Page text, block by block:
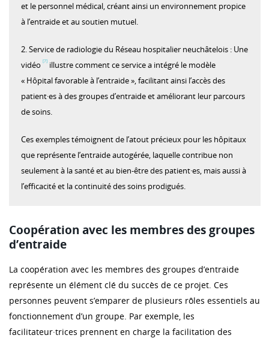
et le personnel médical, créant ainsi un environnement propice
à l’entraide et au soutien mutuel.
2. Service de radiologie du Réseau hospitalier neuchâtelois : Une
vidéo [7] illustre comment ce service a intégré le modèle
« Hôpital favorable à l’entraide », facilitant ainsi l’accès des
patient·es à des groupes d’entraide et améliorant leur parcours
de soins.
Ces exemples témoignent de l’atout précieux pour les hôpitaux
que représente l’entraide autogérée, laquelle contribue non
seulement à la santé et au bien-être des patient·es, mais aussi à
l’efficacité et la continuité des soins prodigués.
Coopération avec les membres des groupes
d’entraide
La coopération avec les membres des groupes d’entraide
représente un élément clé du succès de ce projet. Ces
personnes peuvent s’emparer de plusieurs rôles essentiels au
fonctionnement d’un groupe. Par exemple, les
facilitateur·trices prennent en charge la facilitation des